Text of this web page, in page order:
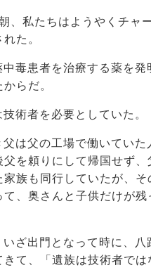
、私たちはようやくチャ
た。
中毒患者を治療する薬を発
らだ。
術者を必要としていた。
父は父の工場で働いていた
父を頼りにして帰国せず、
家族も同行していたが、そ
て、奥さんと子供だけが残
いざ出門となって時に、八
きて、「遺族は技術者では